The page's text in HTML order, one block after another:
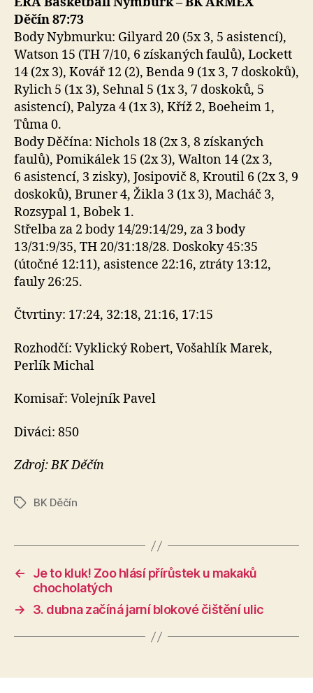
Děčín 87:73
Body Nybmurku: Gilyard 20 (5x 3, 5 asistencí),
Watson 15 (TH 7/10, 6 získaných faulů), Lockett
14 (2x 3), Kovář 12 (2), Benda 9 (1x 3, 7 doskoků),
Rylich 5 (1x 3), Sehnal 5 (1x 3, 7 doskoků, 5
asistencí), Palyza 4 (1x 3), Kříž 2, Boeheim 1,
Tůma 0.
Body Děčína: Nichols 18 (2x 3, 8 získaných
faulů), Pomikálek 15 (2x 3), Walton 14 (2x 3,
6 asistencí, 3 zisky), Josipovič 8, Kroutil 6 (2x 3, 9
doskoků), Bruner 4, Žikla 3 (1x 3), Macháč 3,
Rozsypal 1, Bobek 1.
Střelba za 2 body 14/29:14/29, za 3 body
13/31:9/35, TH 20/31:18/28. Doskoky 45:35
(útočné 12:11), asistence 22:16, ztráty 13:12,
fauly 26:25.
Čtvrtiny: 17:24, 32:18, 21:16, 17:15
Rozhodčí: Vyklický Robert, Vošahlík Marek,
Perlík Michal
Komisař: Volejník Pavel
Diváci: 850
Zdroj: BK Děčín
ŠtítkyBK Děčín
←
Je to kluk! Zoo hlásí přírůstek u makaků
chocholatých
→
3. dubna začíná jarní blokové čištění ulic